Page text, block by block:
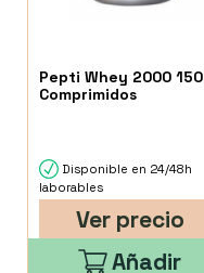
Pepti Whey 2000 150
Comprimidos
Disponible en 24/48h
laborables
Ver precio
Añadir